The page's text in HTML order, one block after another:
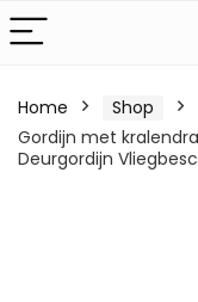
Home Shop
Gordijn met
Deurgordijn